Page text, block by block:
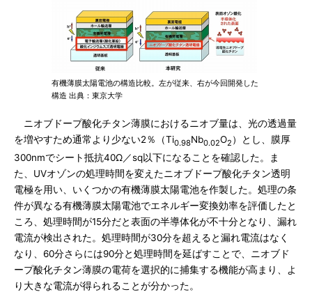
有機薄膜太陽電池の構造比較。左が従来、右が今回開発した
構造 出典：東京大学
ニオブドープ酸化チタン薄膜におけるニオブ量は、光の透過量
を増やすため通常より少ない2％（Ti0.98Nb0.02O2 ）とし、膜厚
300nmでシート抵抗40Ω／sq以下になることを確認した。ま
た、UVオゾンの処理時間を変えたニオブドープ酸化チタン透明
電極を用い、いくつかの有機薄膜太陽電池を作製した。処理の条
件が異なる有機薄膜太陽電池でエネルギー変換効率を評価したと
ころ、処理時間が15分だと表面の半導体化が不十分となり、漏れ
電流が検出された。処理時間が30分を超えると漏れ電流はなく
なり、60分さらには90分と処理時間を延ばすことで、ニオブド
ープ酸化チタン薄膜の電荷を選択的に捕集する機能が高まり、よ
り大きな電流が得られることが分かった。